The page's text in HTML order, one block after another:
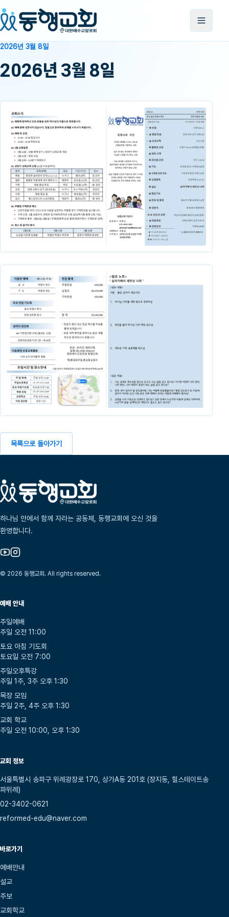
2026년 3월 8일
2026년 3월 8일
목록으로 돌아가기
하나님 안에서 함께 자라는 공동체, 동행교회에 오신 것을
환영합니다.
© 2026 동행교회. All rights reserved.
예배 안내
주일예배
주일 오전 11:00
토요 아침 기도회
토요일 오전 7:00
주일오후특강
주일 1주, 3주 오후 1:30
목장 모임
주일 2주, 4주 오후 1:30
교회 학교
주일 오전 10:00, 오후 1:30
교회 정보
서울특별시 송파구 위례광장로 170, 상가A동 201호 (장지동, 힐스테이트송
파위례)
02-3402-0621
reformed-edu@naver.com
바로가기
예배안내
설교
주보
교회학교